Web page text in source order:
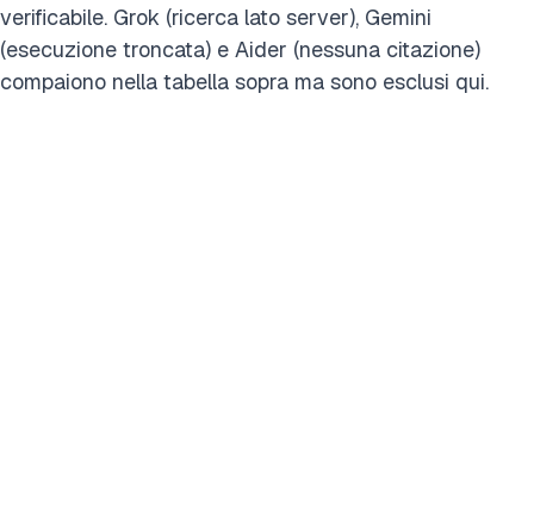
verificabile. Grok (ricerca lato server), Gemini
(esecuzione troncata) e Aider (nessuna citazione)
compaiono nella tabella sopra ma sono esclusi qui.